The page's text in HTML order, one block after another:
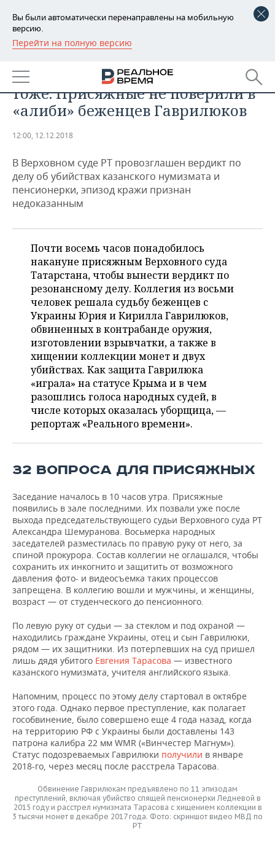
Вы были автоматически перенаправлены на мобильную
версию.
Перейти на полную версию
РЕГИОНЫ
БАШКОРТОСТАН
ТАТАРСТАН
НОВОСТИ
АНАЛИТИКА
ДЕКЛАРАЦИИ О ДОХОДАХ
КОРОЛИ ГОСЗАКАЗА ПФО
КОМУ ПРИНАДЛЕЖАТ
ТОРГОВЫЕ ЦЕНТРЫ
ТАТАРСТАНА
НОВОСТИ ЭКОНОМИКИ
ФИНАНСЫ
БЮДЖЕТ
ИНВЕСТИЦИИ
ПРОМЫШЛЕННОСТЬ
НОВОСТИ
ПРОМЫШЛЕННОСТИ
МАШИНОСТРОЕНИЕ
НЕФТЕХИМИЯ
НЕФТЬ
ОПК
ЭНЕРГЕТИКА
НЕДВИЖИМОСТЬ
НОВОСТИ АВТО
БИЗНЕС
НОВОСТИ БИЗНЕСА
РОЗНИЧНАЯ ТОРГОВЛЯ
ТРАНСПОРТ
УСЛУГИ
ТЕХНОЛОГИИ
НОВОСТИ ТЕХНОЛОГИЙ
МЕДИА
ТЕЛЕКОММУНИКАЦИИ
МЕРОПРИЯТИЯ
НОВОСТИ МЕРОПРИЯТИЙ
ВЫЕЗДНАЯ РЕДАКЦИЯ
БИЗНЕС-БРАНЧИ
ONLINE-КОНФЕРЕНЦИИ
СПОРТ
НОВОСТИ СПОРТА
ФУТБОЛ
ХОККЕЙ
ВОЛЕЙБОЛ
КИБЕРСПОРТ
ФИГУРНОЕ КАТАНИЕ
ВОДНЫЕ ВИДЫ СПОРТА
ХОККЕЙ С МЯЧОМ
ОБЩЕСТВО
НОВОСТИ ОБЩЕСТВА
ВЛАСТЬ
ИСТОРИЯ
КУЛЬТУРА
МЕДИЦИНА
ОБРАЗОВАНИЕ
ПРОИСШЕСТВИЯ
ФОТОГАЛЕРЕЯ
СЮЖЕТЫ
СПРАВОЧНИК
СПИСОК ПЕРСОН
СПИСОК КОМПАНИЙ
ПОЛНАЯ ВЕРСИЯ
Крымнаш, кошелек и монеты
тоже. Присяжные не поверили в
«алиби» беженцев Гаврилюков
12:00, 12.12.2018
В Верховном суде РТ провозглашен вердикт по
делу об убийствах казанского нумизмата и
пенсионерки, эпизод кражи признан
недоказанным
Почти восемь часов понадобилось
накануне присяжным Верховного суда
Татарстана, чтобы вынести вердикт по
резонансному делу. Коллегия из восьми
человек решала судьбу беженцев с
Украины Юрия и Кирилла Гаврилюков,
обвиненных в контрабанде оружия,
изготовлении взрывчатки, а также в
хищении коллекции монет и двух
убийствах. Как защита Гаврилюка
«играла» на статусе Крыма и в чем
разошлись голоса народных судей, в
числе которых оказалась уборщица, —
репортаж «Реального времени».
32 ВОПРОСА ДЛЯ ПРИСЯЖНЫХ
Заседание началось в 10 часов утра. Присяжные
появились в зале последними. Их позвали уже после
выхода председательствующего судьи Верховного суда РТ
Александра Шемуранова. Восьмерка народных
заседателей разместилась по правую руку от него, за
спиной прокурора. Состав коллегии не оглашался, чтобы
сохранить их инкогнито и защитить от возможного
давления фото- и видеосъемка таких процессов
запрещена. В коллегию вошли и мужчины, и женщины,
возраст — от студенческого до пенсионного.
По левую руку от судьи — за стеклом и под охраной —
находились граждане Украины, отец и сын Гаврилюки,
рядом — их защитники. Из потерпевших на суд пришел
лишь дядя убитого Евгения Тарасова — известного
казанского нумизмата, учителя английского языка.
Напомним, процесс по этому делу стартовал в октябре
этого года. Однако первое преступление, как полагает
гособвинение, было совершено еще 4 года назад, когда
на территорию РФ с Украины были доставлены 143
патрона калибра 22 мм WMR («Винчестер Магнум»).
Статус подозреваемых Гаврилюки получили в январе
2018-го, через месяц после расстрела Тарасова.
Обвинение Гаврилюкам предъявлено по 11 эпизодам
преступлений, включая убийство спящей пенсионерки Ледневой в
2015 году и расстрел нумизмата Тарасова с хищением коллекции в
3 тысячи монет в декабре 2017 года. Фото: скриншот видео МВД по
РТ